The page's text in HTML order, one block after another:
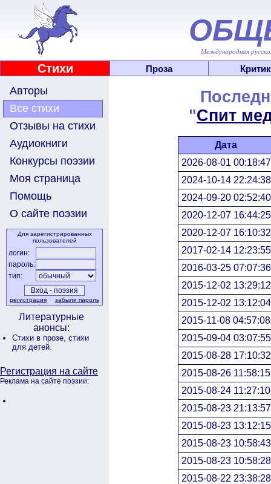
Международная
Стихи Проза
Авторы
Все стихи
Отзывы на стихи
Аудиокниги
Конкурсы поэзии
Моя страница
Помощь
О сайте поэзии
Для зарегистрированных
пользователей
логин:
пароль:
тип:
регистрация забыли пароль
Литературные
анонсы:
Стихи в прозе, стихи
для детей.
Регистрация на сайте
Реклама на сайте поэзии:
"Спит
Дата
2026-08-01 00:18:47
2024-10-14 22:24:38
2024-09-20 02:52:40
2020-12-07 16:44:25
2020-12-07 16:10:32
2017-02-14 12:23:55
2016-03-25 07:07:36
2015-12-02 13:29:12
2015-12-02 13:12:04
2015-11-08 04:57:08
2015-09-04 03:07:55
2015-08-28 17:10:32
2015-08-26 11:58:15
2015-08-24 11:27:10
2015-08-23 21:13:57
2015-08-23 13:12:15
2015-08-23 10:58:43
2015-08-23 10:58:28
2015-08-22 23:38:28